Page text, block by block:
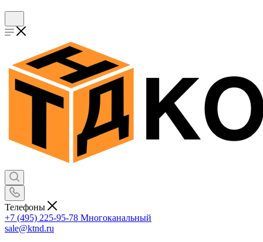
Телефоны
+7 (495) 225-95-78 Многоканальный
sale@ktnd.ru